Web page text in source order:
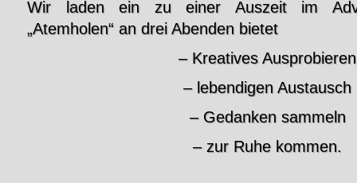
Wir laden ein zu einer Auszeit im
„Atemholen“ an drei Abenden bietet
– Kreatives Ausprobieren
– lebendigen Austausch
– Gedanken sammeln
– zur Ruhe kommen.